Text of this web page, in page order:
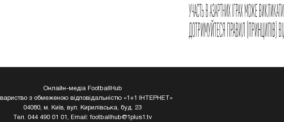
Онлайн-медіа FootballHub
з обмеженою відповідальністю «1+1 ІНТЕРНЕТ»
04080, м. Київ, вул. Кирилівська, буд. 23
Тел. 044 490 01 01, Email:footballhub@1plus1.tv